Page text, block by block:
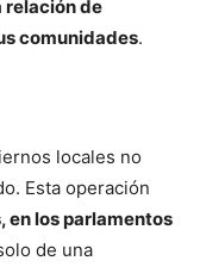
relación de
comunidades.
locales no
Esta operación
en los parlamentos
de una